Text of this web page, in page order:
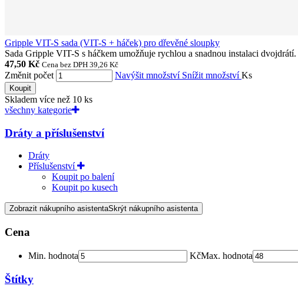
Gripple VIT-S sada (VIT-S + háček) pro dřevěné sloupky
Sada Gripple VIT-S s háčkem umožňuje rychlou a snadnou instalaci
47,50 Kč Cena bez DPH 39,26 Kč
Změnit počet Navýšit množství Snížit množstvíKs
Koupit
Skladem více než 10 ks
všechny kategorie
Dráty a příslušenství
Dráty
Příslušenství
Koupit po balení
Koupit po kusech
Zobrazit nákupního asistentaSkrýt nákupního asistenta
Cena
Min. hodnota KčMax. hodnota
Štítky